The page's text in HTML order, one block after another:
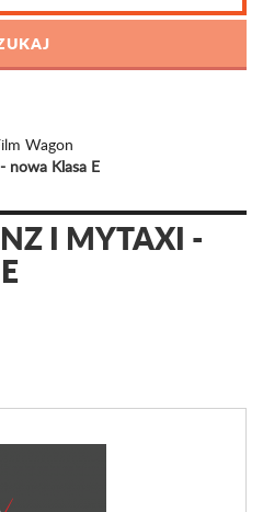
Wagon
nowa Klasa E
I MYTAXI -